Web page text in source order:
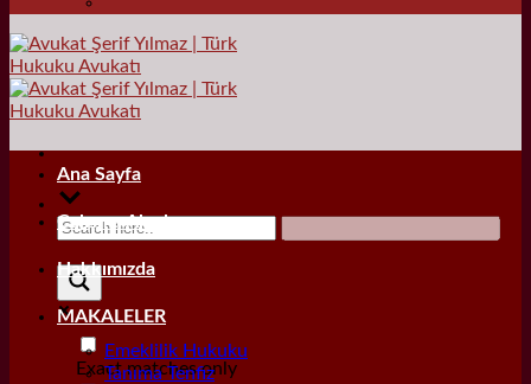
Exact matches only
Ana Sayfa
Çalışma Alanları
Hakkımızda
MAKALELER
Emeklilik Hukuku
Tanıma Tenfiz